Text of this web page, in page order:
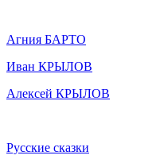
Агния БАРТО
Иван КРЫЛОВ
Алексей КРЫЛОВ
Русские сказки